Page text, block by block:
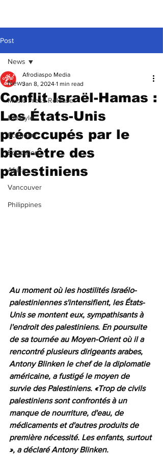
Post
News
Music Press Release
Lifestyle
Economy
Education
Africa
Vancouver
Philippines
News
Conflit Israël-Hamas :
Les États-Unis
préoccupés par le
bien-être des
palestiniens
Afrodiaspo Media
Jan 8, 2024 1 min read
Au moment où les hostilités Israélo-
palestiniennes s'intensifient, les États-
Unis se montent eux, sympathisants à
l'endroit des palestiniens. En poursuite
de sa tournée au Moyen-Orient où il a
rencontré plusieurs dirigeants arabes,
Antony Blinken le chef de la diplomatie
américaine, a fustigé le moyen de
survie des Palestiniens. «Trop de civils
palestiniens sont confrontés à un
manque de nourriture, d'eau, de
médicaments et d'autres produits de
première nécessité. Les enfants, surtout
», a déclaré Antony Blinken.